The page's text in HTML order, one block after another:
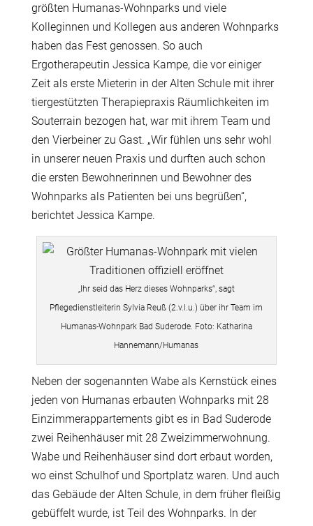
größten Humanas-Wohnparks und viele
Kolleginnen und Kollegen aus anderen Wohnparks
haben das Fest genossen. So auch
Ergotherapeutin Jessica Kampe, die vor einiger
Zeit als erste Mieterin in der Alten Schule mit ihrer
tiergestützten Therapiepraxis Räumlichkeiten im
Souterrain bezogen hat, war mit ihrem Team und
den Vierbeiner zu Gast. „Wir fühlen uns sehr wohl
in unserer neuen Praxis und durften auch schon
die ersten Bewohnerinnen und Bewohner des
Wohnparks als Patienten bei uns begrüßen“,
berichtet Jessica Kampe.
„Ihr seid das Herz dieses Wohnparks“, sagt
Pflegedienstleiterin Sylvia Reuß (2.v.l.u.) über ihr Team im
Humanas-Wohnpark Bad Suderode. Foto: Katharina
Hannemann/Humanas
Neben der sogenannten Wabe als Kernstück eines
jeden von Humanas erbauten Wohnparks mit 28
Einzimmerappartements gibt es in Bad Suderode
zwei Reihenhäuser mit 28 Zweizimmerwohnung.
Wabe und Reihenhäuser sind dort erbaut worden,
wo einst Schulhof und Sportplatz waren. Und auch
das Gebäude der Alten Schule, in dem früher fleißig
gebüffelt wurde, ist Teil des Wohnparks. In der